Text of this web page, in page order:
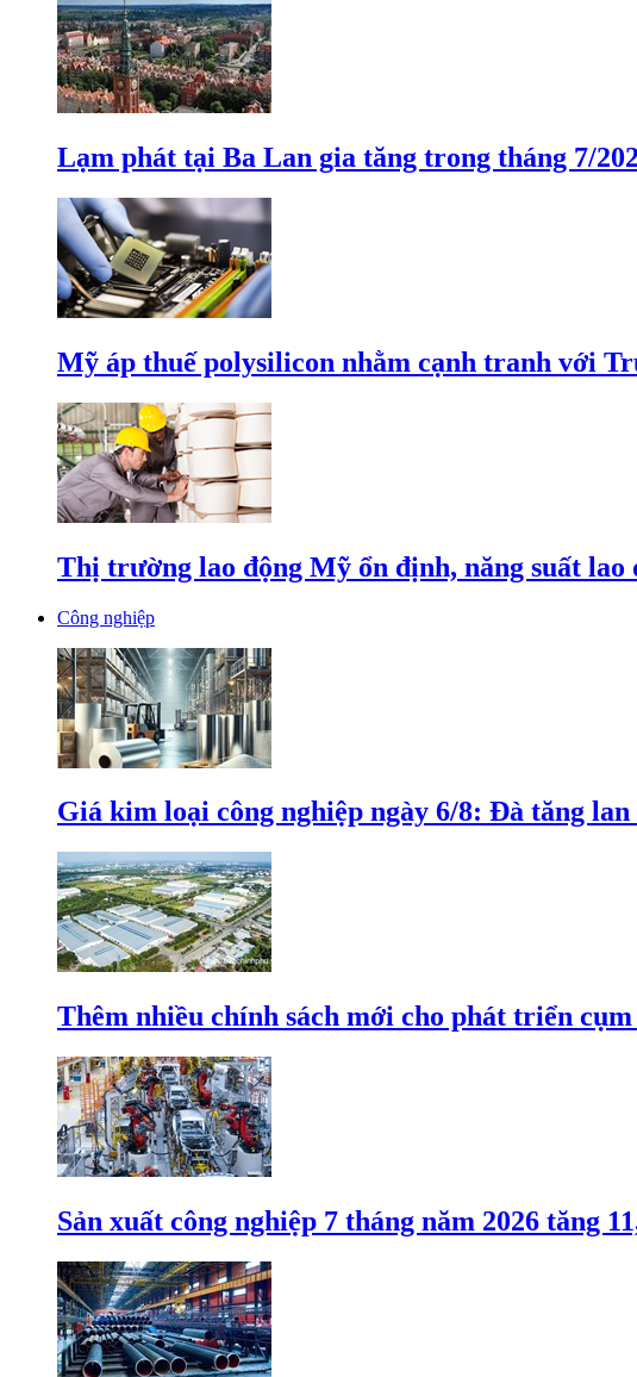
Lạm phát tại Ba Lan gia tăng trong tháng 7/
Mỹ áp thuế polysilicon nhằm cạnh tranh với
Thị trường lao động Mỹ ổn định, năng suất
Công nghiệp
Giá kim loại công nghiệp ngày 6/8: Đà tăng
Thêm nhiều chính sách mới cho phát triển
Sản xuất công nghiệp 7 tháng năm 2026 tăng